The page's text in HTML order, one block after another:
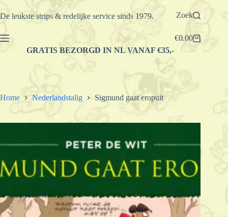
Ga
naar
De leukste strips & redelijke service sinds 1979. Zoek
Winkelwagen
€0.00
GRATIS BEZORGD IN NL VANAF €35,-
Home Nederlandstalig Sigmund gaat eropuit